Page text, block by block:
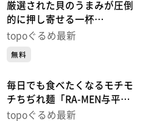
厳選された貝のうまみが圧倒
的に押し寄せる一杯
「noodle shop nanairo」
ぐるめ】
topoぐるめ最新
無料
毎日でも食べたくなるモチモ
チちぢれ麺「RA-MEN与平治
渡」（亘理町逢隈田沢早川）
topoぐるめ最新